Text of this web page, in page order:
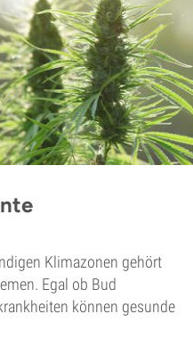
Klimazonen gehört
Egal ob Bud
können gesunde